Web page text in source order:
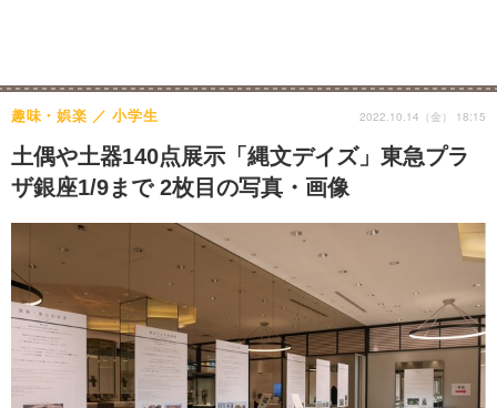
土偶や土器140点展示「縄文デイズ」東急プラ
ザ銀座1/9まで 2枚目の写真・画像
趣味・娯楽 小学生 2022.10.14（金） 18:15